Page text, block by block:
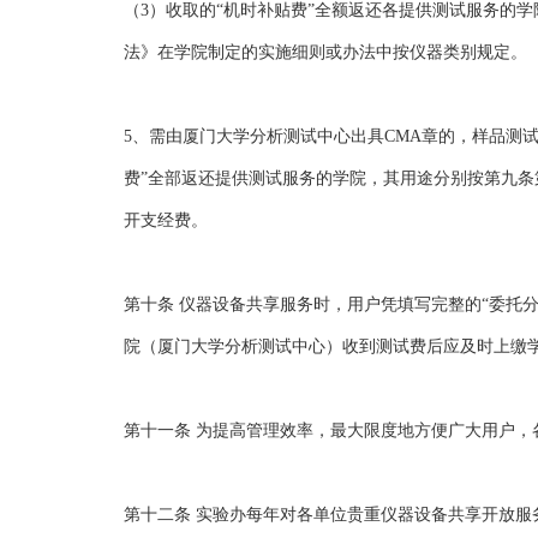
（3）收取的“机时补贴费”全额返还各提供测试服务
法》在学院制定的实施细则或办法中按仪器类别规定。
5、需由厦门大学分析测试中心出具CMA章的，样品测
费”全部返还提供测试服务的学院，其用途分别按第九
开支经费。
第十条 仪器设备共享服务时，用户凭填写完整的“委托
院（厦门大学分析测试中心）收到测试费后应及时上缴
第十一条 为提高管理效率，最大限度地方便广大用户
第十二条 实验办每年对各单位贵重仪器设备共享开放